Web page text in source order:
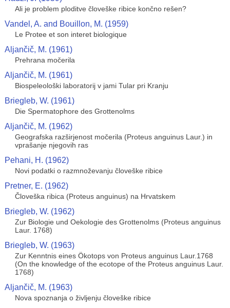
Ali je problem ploditve človeške ribice končno rešen?
Vandel, A. and Bouillon, M. (1959)
Le Protee et son interet biologique
Aljančič, M. (1961)
Prehrana močerila
Aljančič, M. (1961)
Biospeleološki laboratorij v jami Tular pri Kranju
Briegleb, W. (1961)
Die Spermatophore des Grottenolms
Aljančič, M. (1962)
Geografska razširjenost močerila (Proteus anguinus Laur.) in
vprašanje njegovih ras
Pehani, H. (1962)
Novi podatki o razmnoževanju človeške ribice
Pretner, E. (1962)
Človeška ribica (Proteus anguinus) na Hrvatskem
Briegleb, W. (1962)
Zur Biologie und Oekologie des Grottenolms (Proteus anguinus
Laur. 1768)
Briegleb, W. (1963)
Zur Kenntnis eines Ökotops von Proteus anguinus Laur.1768
(On the knowledge of the ecotope of the Proteus anguinus Laur.
1768)
Aljančič, M. (1963)
Nova spoznanja o življenju človeške ribice